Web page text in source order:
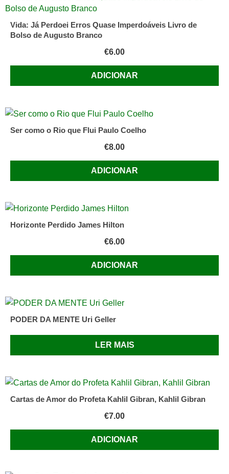
ST
Vida: Já Perdoei Erros Quase Imperdoáveis Livro de
Bolso de Augusto Branco
€6.00
ADICIONAR
Ser como o Rio que Flui Paulo Coelho
€8.00
ADICIONAR
Horizonte Perdido James Hilton
€6.00
ADICIONAR
PODER DA MENTE Uri Geller
LER MAIS
Cartas de Amor do Profeta Kahlil Gibran, Kahlil Gibran
€7.00
ADICIONAR